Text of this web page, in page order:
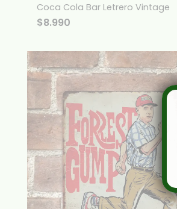
Coca Cola Bar Letrero Vintage
$8.990